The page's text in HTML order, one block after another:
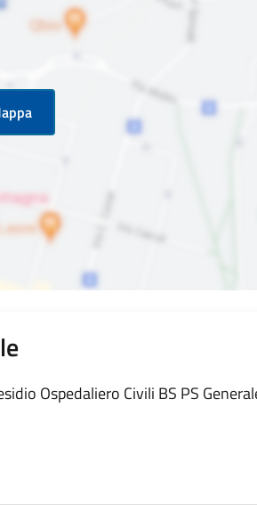
Ospedaliero Civili BS PS